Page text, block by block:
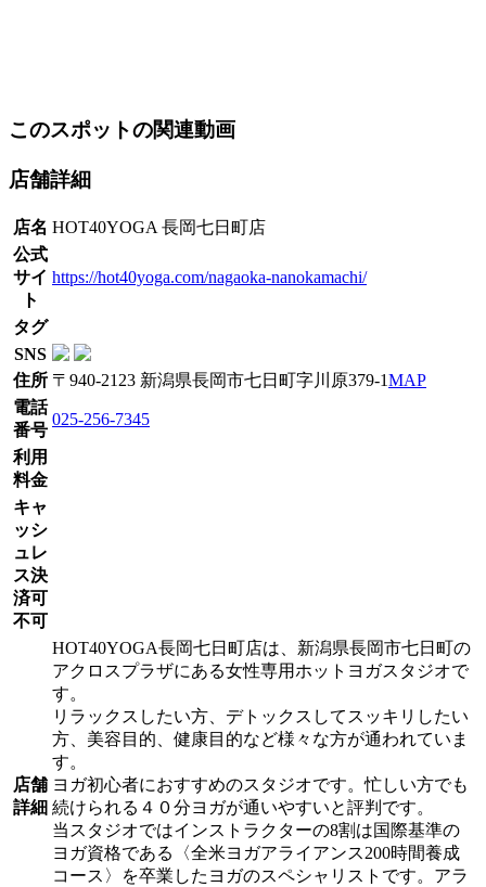
このスポットの関連動画
店舗詳細
店名 HOT40YOGA 長岡七日町店
公式
サイ
ト
https://hot40yoga.com/nagaoka-nanokamachi/
タグ
SNS
住所 〒940-2123 新潟県長岡市七日町字川原379-1MAP
電話
番号
025-256-7345
利用
料金
キャ
ッシ
ュレ
ス決
済可
不可
店舗
詳細
HOT40YOGA長岡七日町店は、新潟県長岡市七日町の
アクロスプラザにある女性専用ホットヨガスタジオで
す。
リラックスしたい方、デトックスしてスッキリしたい
方、美容目的、健康目的など様々な方が通われていま
す。
ヨガ初心者におすすめのスタジオです。忙しい方でも
続けられる４０分ヨガが通いやすいと評判です。
当スタジオではインストラクターの8割は国際基準の
ヨガ資格である〈全米ヨガアライアンス200時間養成
コース〉を卒業したヨガのスペシャリストです。アラ